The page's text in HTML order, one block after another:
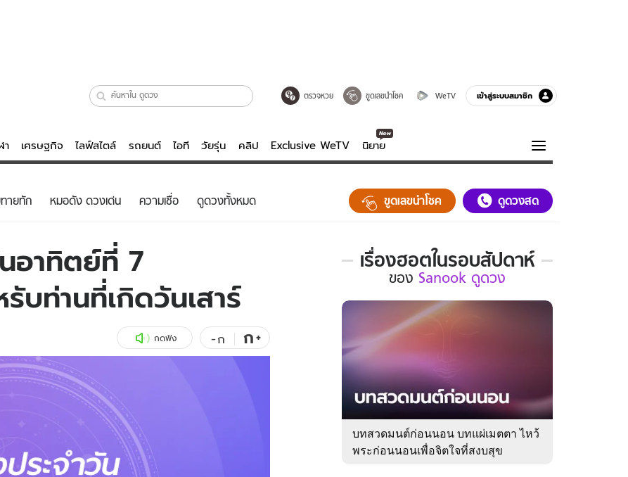
ตรวจหวย ขูดเลขนำโชค WeTV เข้าสู่ระบบสมาชิก
า เศรษฐกิจ ไลฟ์สไตล์ รถยนต์ ไอที วัยรุ่น คลิป Exclusive WeTV นิยาย
จหวย ไลฟ์สไตล์
ผู้ชาย
วัยรุ่น
ไอที
สุขภาพ
เที่ยว-กิน
Sanook Choice
ดูทีวี
WeTV
ความรู้รอบตัว
ฮาวทู
ลได้ที่
ายทัก หมอดัง ดวงเด่น ความเชื่อ ดูดวงทั้งหมด ขูดเลขนำโชค ดูดวงสด
อาทิตย์ที่ 7
บท่านที่เกิดวันเสาร์
กดฟัง -ก ก+
เรื่องฮอตในรอบสัปดาห์
เรื่อง
ใน
รอบ
ของ
Sanook
ดูด
ของ Sanook ดูดวง
บทสวดมนต์ก่อนนอน บทแผ่เมตตา ไหว้
พระก่อนนอนเพื่อจิตใจที่สงบสุข